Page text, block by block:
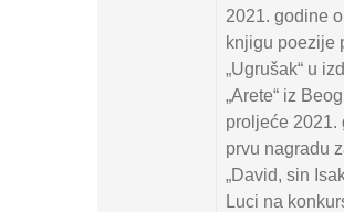
2021. godine
knjigu poezije
„Ugrušak“ u
„Arete“ iz
proljeće 2021.
prvu nagradu
„David, sin
Luci na